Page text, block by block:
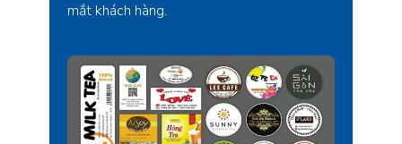
mắt khách hàng.